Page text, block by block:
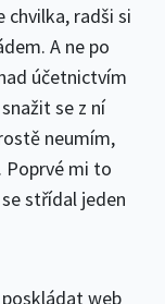
chvilka, radši si
A ne po
účetnictvím
se z ní
neumím,
Poprvé mi to
střídal jeden
web